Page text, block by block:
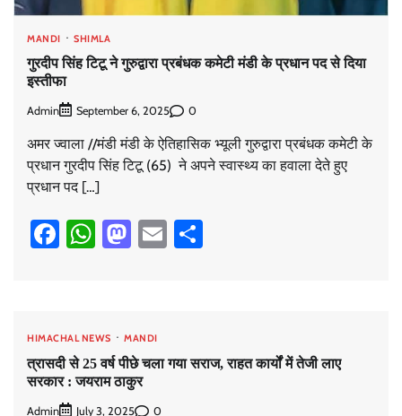
MANDI SHIMLA
गुरदीप सिंह टिटू ने गुरुद्वारा प्रबंधक कमेटी मंडी के प्रधान पद से दिया
इस्तीफा
Admin September 6, 2025 0
अमर ज्वाला //मंडी मंडी के ऐतिहासिक भ्यूली गुरुद्वारा प्रबंधक कमेटी के
प्रधान गुरदीप सिंह टिटू (65) ने अपने स्वास्थ्य का हवाला देते हुए
प्रधान पद […]
Facebook
WhatsApp
Mastodon
Email
HIMACHAL NEWS MANDI
त्रासदी से 25 वर्ष पीछे चला गया सराज, राहत कार्यों में तेजी लाए
सरकार : जयराम ठाकुर
Admin July 3, 2025 0